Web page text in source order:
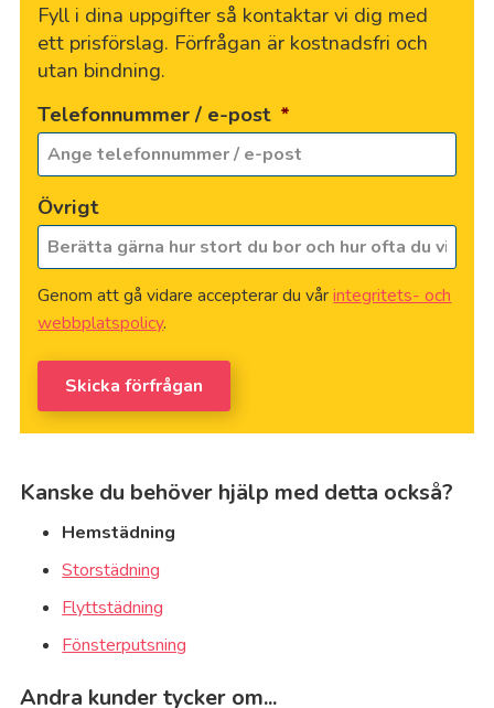
Fyll i dina uppgifter så kontaktar vi dig med
ett prisförslag. Förfrågan är kostnadsfri och
utan bindning.
Telefonnummer / e-post *
Övrigt
Genom att gå vidare accepterar du vårintegritets- och
webbplatspolicy.
Skicka förfrågan
Kanske du behöver hjälp med detta också?
Hemstädning
Storstädning
Flyttstädning
Fönsterputsning
Andra kunder tycker om...